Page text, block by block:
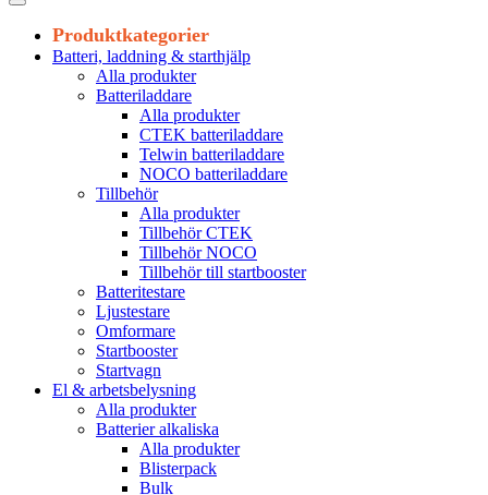
Produktkategorier
Batteri, laddning & starthjälp
Alla produkter
Batteriladdare
Alla produkter
CTEK batteriladdare
Telwin batteriladdare
NOCO batteriladdare
Tillbehör
Alla produkter
Tillbehör CTEK
Tillbehör NOCO
Tillbehör till startbooster
Batteritestare
Ljustestare
Omformare
Startbooster
Startvagn
El & arbetsbelysning
Alla produkter
Batterier alkaliska
Alla produkter
Blisterpack
Bulk